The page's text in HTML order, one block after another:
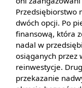
Przedsiębiorstwo
dwóch opcji. Po
finansową, która
nadal w
osiąganych przez
reinwestycje.
przekazanie